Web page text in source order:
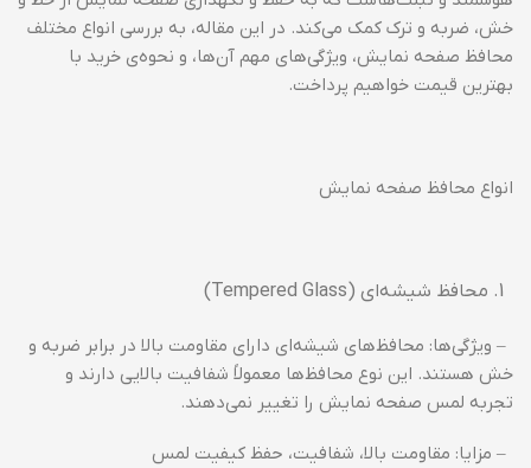
خش، ضربه و ترک کمک می‌کند. در این مقاله، به بررسی انواع مختلف
محافظ صفحه نمایش، ویژگی‌های مهم آن‌ها، و نحوه‌ی خرید با
بهترین قیمت خواهیم پرداخت.
انواع محافظ صفحه نمایش
محافظ شیشه‌ای (Tempered Glass)
– ویژگی‌ها: محافظ‌های شیشه‌ای دارای مقاومت بالا در برابر ضربه و
خش هستند. این نوع محافظ‌ها معمولاً شفافیت بالایی دارند و
تجربه لمس صفحه نمایش را تغییر نمی‌دهند.
– مزایا: مقاومت بالا، شفافیت، حفظ کیفیت لمس